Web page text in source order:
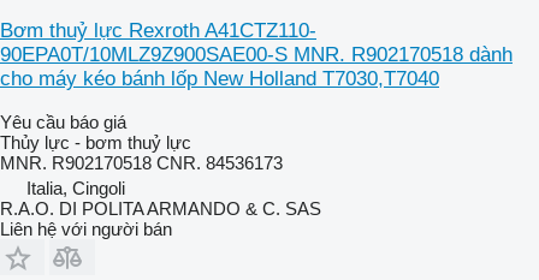
Bơm thuỷ lực Rexroth A41CTZ110-
90EPA0T/10MLZ9Z900SAE00-S MNR. R902170518 dành
cho máy kéo bánh lốp New Holland T7030,T7040
Yêu cầu báo giá
Thủy lực - bơm thuỷ lực
MNR. R902170518 CNR. 84536173
Italia, Cingoli
R.A.O. DI POLITA ARMANDO & C. SAS
Liên hệ với người bán